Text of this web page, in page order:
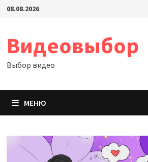
Перейти
08.08.2026
Видеовыбор
Выбор видео
МЕНЮ